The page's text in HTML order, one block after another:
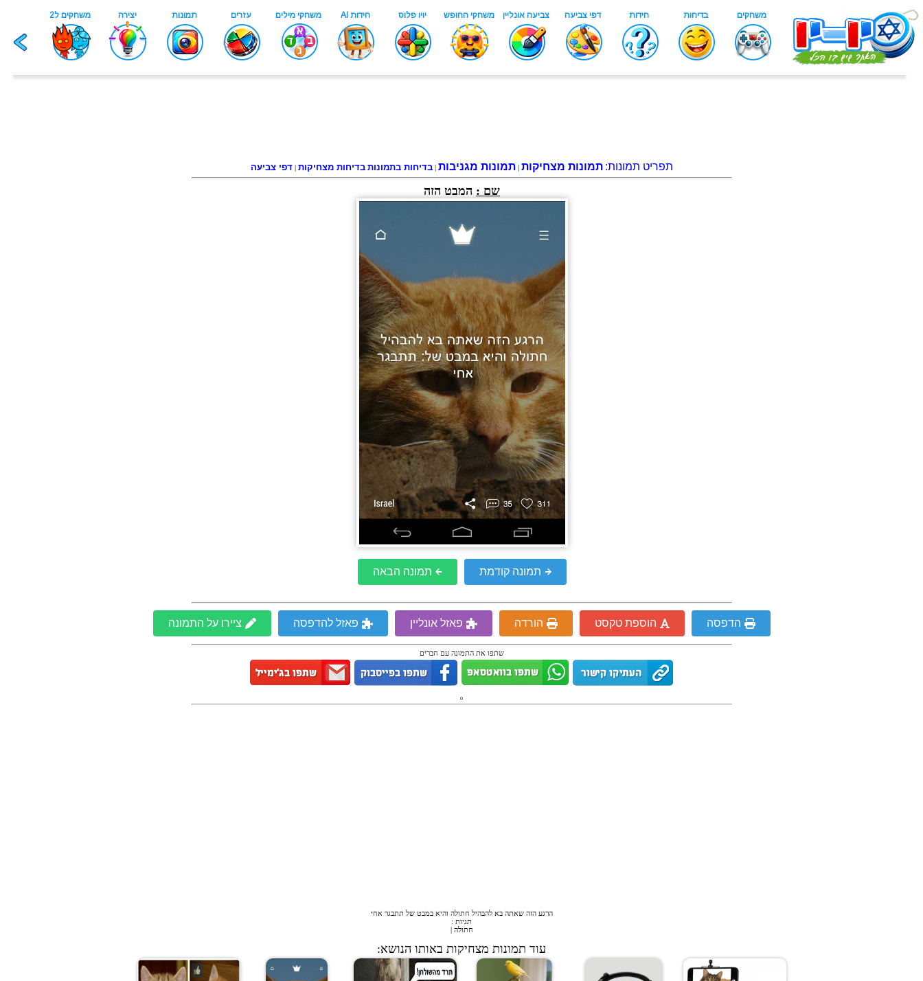
תפריט תמונות: תמונות מצחיקות |תמונות מגניבות |בדיחות בתמונות בדיחות מצחיקות |דפי צביעה
שם : המבט הזה
תמונה קודמת תמונה הבאה
הדפסה הוספת טקסט הורדה פאזל אונליין פאזל להדפסה ציירו על התמונה
שתפו את התמונה עם חברים
הרגע הזה שאתה בא להבהיל חתולה והיא במבט של תתבגר אחי
תגיות :
חתולה |
עוד תמונות מצחיקות באותו הנושא: